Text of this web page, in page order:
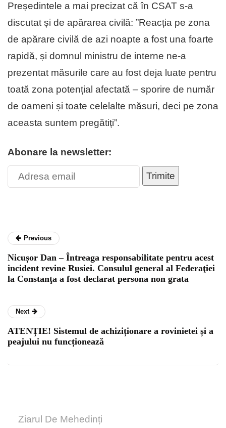
Președintele a mai precizat că în CSAT s-a
discutat și de apărarea civilă: ”Reacția pe zona
de apărare civilă de azi noapte a fost una foarte
rapidă, și domnul ministru de interne ne-a
prezentat măsurile care au fost deja luate pentru
toată zona potențial afectată – sporire de număr
de oameni și toate celelalte măsuri, deci pe zona
aceasta suntem pregătiți”.
Abonare la newsletter:
Trimite
Previous
Nicușor Dan – Întreaga responsabilitate pentru acest
incident revine Rusiei. Consulul general al Federaţiei
la Constanţa a fost declarat persona non grata
Next
ATENȚIE! Sistemul de achiziționare a rovinietei și a
peajului nu funcționează
Ziarul De Mehedinți